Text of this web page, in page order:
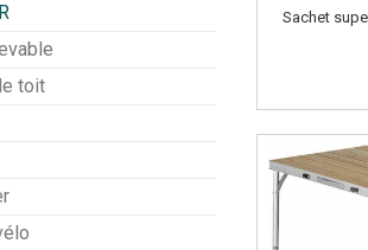
Sachet
toit